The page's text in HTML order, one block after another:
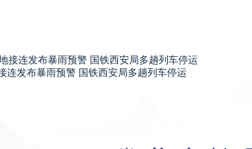
连发布暴雨预警 国铁西安局多趟列车停运